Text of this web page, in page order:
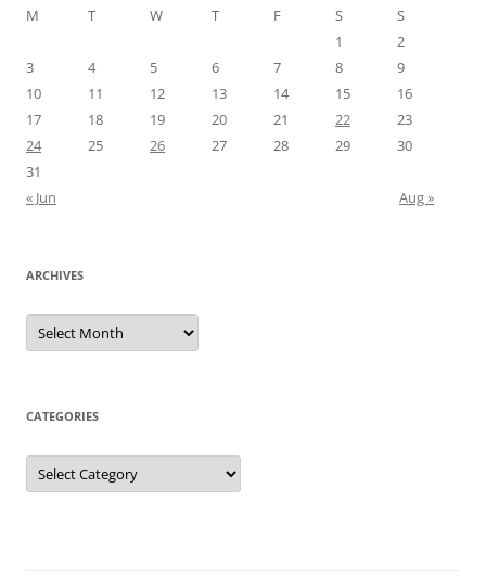
M
T W T F S
S
1
2
3
4 5 6 7 8
9
10
11 12 13 14 15
16
17
18 19 20 21 22
23
24
25 26 27 28 29
30
31
« Jun
Aug »
ARCHIVES
Archives
CATEGORIES
Categories